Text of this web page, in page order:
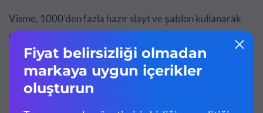
Visme, 1000'den fazla hazır slayt ve şablon kullanarak
çarpıcı sunumlar oluşturmanıza olanak tanıyan, hepsi bir
arada bir içerik oluşturma aracıdır.
Sürükle ve bırak sunum oluşturucu, renkleri ve yazı
tiplerini değiştirerek, kendi marka varlıklarınızı